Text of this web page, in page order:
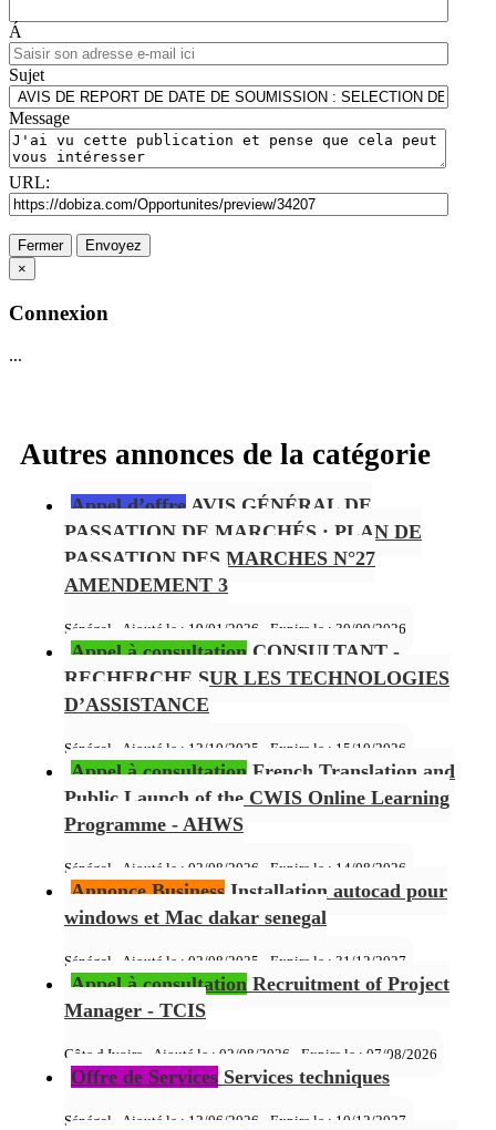
Á
Sujet
Message
URL:
Fermer
Envoyez
×
Connexion
...
Autres annonces de la catégorie
Appel d’offre AVIS GÉNÉRAL DE
PASSATION DE MARCHÉS : PLAN DE
PASSATION DES MARCHES N°27
AMENDEMENT 3
Sénégal - Ajouté le : 19/01/2026 - Expire le : 30/09/2026
Appel à consultation CONSULTANT -
RECHERCHE SUR LES TECHNOLOGIES
D’ASSISTANCE
Sénégal - Ajouté le : 12/10/2025 - Expire le : 15/10/2026
Appel à consultation French Translation and
Public Launch of the CWIS Online Learning
Programme - AHWS
Sénégal - Ajouté le : 02/08/2026 - Expire le : 14/08/2026
Annonce Business Installation autocad pour
windows et Mac dakar senegal
Sénégal - Ajouté le : 02/08/2025 - Expire le : 31/12/2027
Appel à consultation Recruitment of Project
Manager - TCIS
Côte d Ivoire - Ajouté le : 02/08/2026 - Expire le : 07/08/2026
Offre de Services Services techniques
Sénégal - Ajouté le : 12/06/2026 - Expire le : 10/12/2027